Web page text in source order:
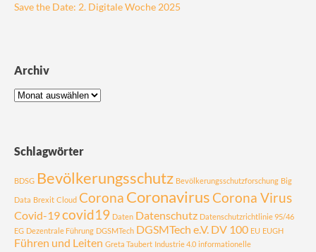
Save the Date: 2. Digitale Woche 2025
Archiv
Schlagwörter
BDSG Bevölkerungsschutz Bevölkerungsschutzforschung Big
Data Brexit Cloud Corona Coronavirus Corona Virus
Covid-19covid19 Daten Datenschutz Datenschutzrichtlinie 95/46
EG Dezentrale Führung DGSMTech DGSMTech e.V. DV 100 EU EUGH
Führen und Leiten Greta Taubert Industrie 4.0 informationelle